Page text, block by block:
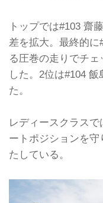
トップでは#103 齋
差を拡大。最終的に
る圧巻の走りでチ
した。2位は#104
た。
レディースクラスで
ートポジションを
たしている。